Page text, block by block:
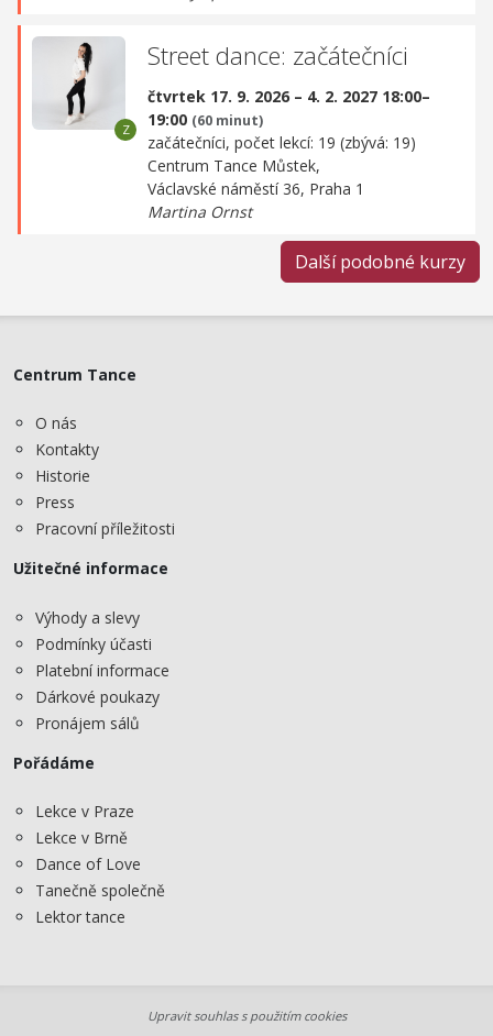
Street dance: začátečníci
čtvrtek 17. 9. 2026 – 4. 2. 2027 18:00–
19:00 (60 minut)
začátečníci, počet lekcí: 19 (zbývá: 19)
Centrum Tance Můstek,
Václavské náměstí 36, Praha 1
Martina Ornst
Další podobné kurzy
Centrum Tance
O nás
Kontakty
Historie
Press
Pracovní příležitosti
Užitečné informace
Výhody a slevy
Podmínky účasti
Platební informace
Dárkové poukazy
Pronájem sálů
Pořádáme
Lekce v Praze
Lekce v Brně
Dance of Love
Tanečně společně
Lektor tance
Upravit souhlas s použitím cookies